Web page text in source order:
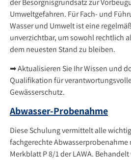
der Besorgnisgrundsatz zur
Umweltgefahren. Für Fach- und
Wasser und Umwelt ist eine
unverzichtbar, um sowohl rechtlich
dem neuesten Stand zu bleiben.
➡ Aktualisieren Sie Ihr Wissen und
Qualifikation für
Gewässerschutz.
Abwasser-Probenahme
Diese Schulung vermittelt alle
fachgerechte Abwasserprobenahme
Merkblatt P 8/1 der LAWA.